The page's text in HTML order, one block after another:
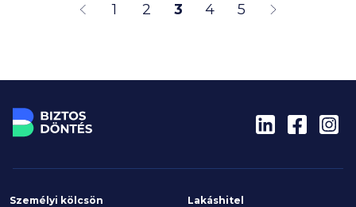
1 2 3 4 5
Személyi kölcsön Lakáshitel